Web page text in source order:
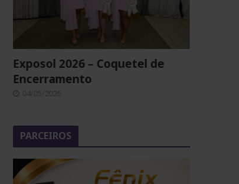
Exposol 2026 – Coquetel de
Encerramento
04/05/2026
PARCEIROS